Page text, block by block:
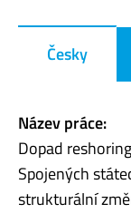
Česky
Název práce:
Dopad
Spojených
strukturální